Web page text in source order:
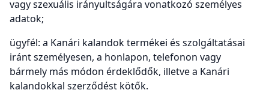
vagy szexuális irányultságára vonatkozó személyes
adatok;
ügyfél: a Kanári kalandok termékei és szolgáltatásai
iránt személyesen, a honlapon, telefonon vagy
bármely más módon érdeklődők, illetve a Kanári
kalandokkal szerződést kötők.